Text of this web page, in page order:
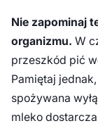
Nie zapominaj
organizmu. W
przeszkód pić
Pamiętaj
spożywana
mleko